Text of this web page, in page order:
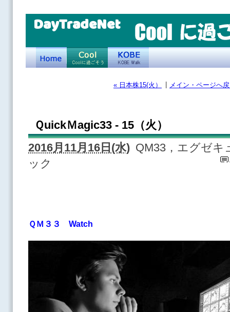
DayTradeNet
« 日本株15(火） メイン・ページへ
ＱuickＭagic33 - 15（火）
2016月11月16日(水) QM33，エグゼキ
ック
ＱＭ３３ Watch